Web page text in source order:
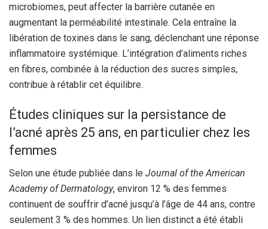
microbiomes, peut affecter la barrière cutanée en
augmentant la perméabilité intestinale. Cela entraîne la
libération de toxines dans le sang, déclenchant une réponse
inflammatoire systémique. L’intégration d’aliments riches
en fibres, combinée à la réduction des sucres simples,
contribue à rétablir cet équilibre.
Études cliniques sur la persistance de
l’acné après 25 ans, en particulier chez les
femmes
Selon une étude publiée dans le Journal of the American
Academy of Dermatology, environ 12 % des femmes
continuent de souffrir d’acné jusqu’à l’âge de 44 ans, contre
seulement 3 % des hommes. Un lien distinct a été établi